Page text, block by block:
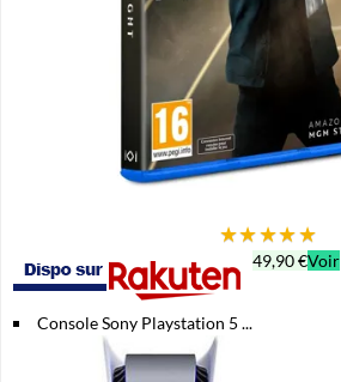
★★★★★
49,90 €Voir
Console Sony Playstation 5 ...